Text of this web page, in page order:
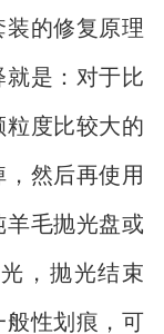
的修复原理
就是：对于比
度比较大的
然后再使用
羊毛抛光盘或
，抛光结束
般性划痕，可